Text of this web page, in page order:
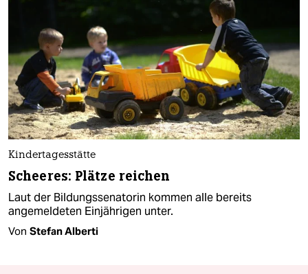
Kindertagesstätte
Scheeres: Plätze reichen
Laut der Bildungssenatorin kommen alle bereits
angemeldeten Einjährigen unter.
Von Stefan Alberti